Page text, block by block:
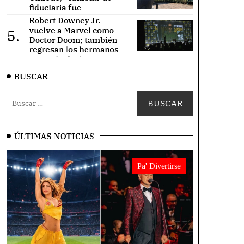
fiduciaria fue
irregularidad” ..
5.
Robert Downey Jr.
vuelve a Marvel como
Doctor Doom; también
regresan los hermanos
Russo (Video) ..
BUSCAR
ÚLTIMAS NOTICIAS
Pa' Divertirse